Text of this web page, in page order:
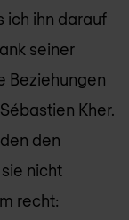
ich ihn darauf
seiner
Beziehungen
Kher.
den
nicht
recht: